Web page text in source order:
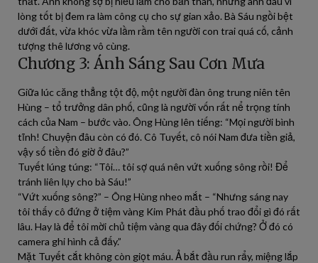
lòng tốt bị đem ra làm công cụ cho sự gian xảo. Bà Sáu ngồi bệt
dưới đất, vừa khóc vừa lầm rầm tên người con trai quá cố, cảnh
tượng thê lương vô cùng.
Chương 3: Ánh Sáng Sau Cơn Mưa
Giữa lúc căng thẳng tột độ, một người đàn ông trung niên tên
Hùng – tổ trưởng dân phố, cũng là người vốn rất nể trọng tính
cách của Nam – bước vào. Ông Hùng lên tiếng: “Mọi người bình
tĩnh! Chuyện đâu còn có đó. Cô Tuyết, cô nói Nam đưa tiền giả,
vậy số tiền đó giờ ở đâu?”
Tuyết lúng túng: “Tôi… tôi sợ quá nên vứt xuống sông rồi! Để
tránh liên lụy cho bà Sáu!”
“Vứt xuống sông?” – Ông Hùng nheo mắt – “Nhưng sáng nay
tôi thấy cô đứng ở tiệm vàng Kim Phát đầu phố trao đổi gì đó rất
lâu. Hay là để tôi mời chủ tiệm vàng qua đây đối chứng? Ở đó có
camera ghi hình cả đấy.”
Mặt Tuyết cắt không còn giọt máu. Ả bắt đầu run rẩy, miệng lắp